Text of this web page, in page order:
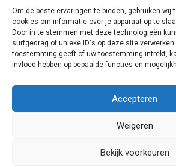
Om de beste ervaringen te bieden, gebruiken wij
cookies om informatie over je apparaat op te
Door in te stemmen met deze technologieën
surfgedrag of unieke ID's op deze site
toestemming geeft of uw toestemming intrekt,
invloed hebben op bepaalde functies en
Accepteren
Weigeren
Bekijk voorkeuren